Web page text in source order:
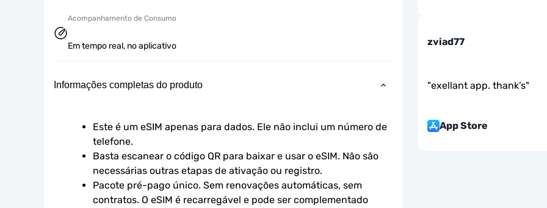
Acompanhamento de Consumo
Em tempo real, no aplicativo
Informações completas do produto
Este é um eSIM apenas para dados. Ele não inclui um número de
telefone.
Basta escanear o código QR para baixar e usar o eSIM. Não são
necessárias outras etapas de ativação ou registro.
Pacote pré-pago único. Sem renovações automáticas, sem
contratos. O eSIM é recarregável e pode ser complementado
zviad77
"exellant app. thank’s"
App Store